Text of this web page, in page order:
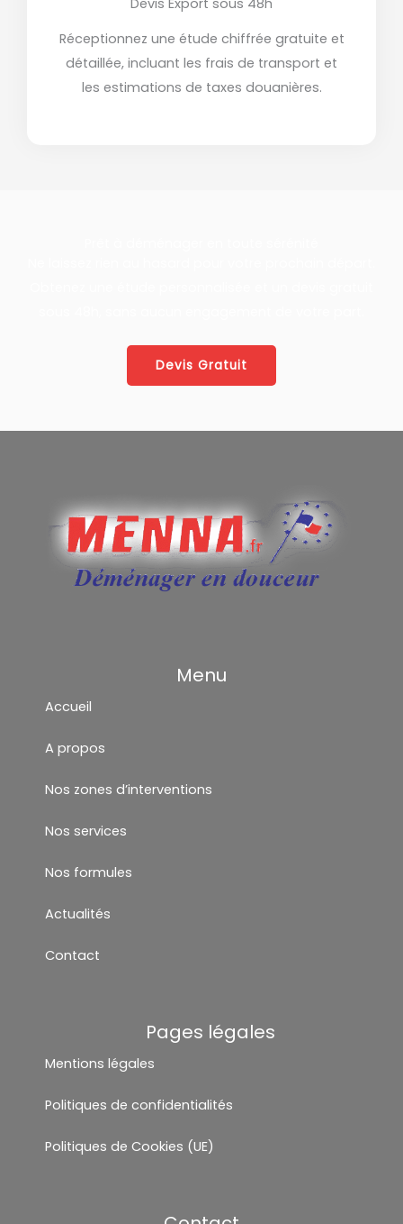
Réceptionnez une étude chiffrée gratuite et
détaillée, incluant les frais de transport et
les estimations de taxes douanières.
Devis Gratuit
Menu
Accueil
A propos
Nos zones d’interventions
Nos services
Nos formules
Actualités
Contact
Pages légales
Mentions légales
Politiques de confidentialités
Politiques de Cookies (UE)